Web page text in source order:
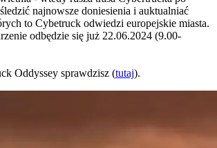
najnowsze doniesienia i auktualniać
to Cybetruck odwiedzi europejskie miasta.
odbędzie się już 22.06.2024 (9.00-
Oddyssey sprawdzisz (tutaj).